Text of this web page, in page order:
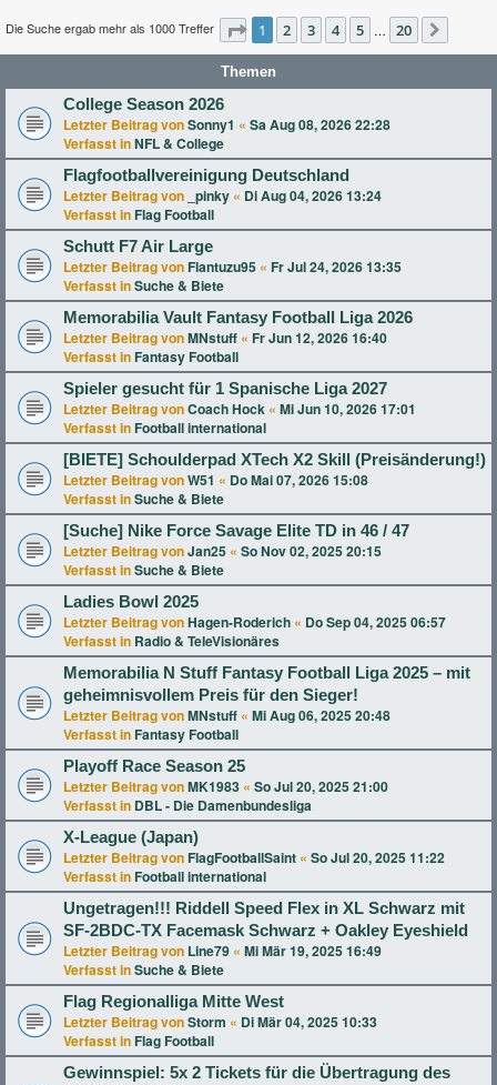
Die Suche ergab mehr als 1000 Treffer Seite1 von 20
1 2 3 4 5 … 20
Themen
College Season 2026
Letzter Beitrag vonSonny1 « Sa Aug 08, 2026 22:28
Verfasst inNFL & College
Flagfootballvereinigung Deutschland
Letzter Beitrag von _pinky « Di Aug 04, 2026 13:24
Verfasst in Flag Football
Schutt F7 Air Large
Letzter Beitrag von Flantuzu95 « Fr Jul 24, 2026 13:35
Verfasst inSuche & Biete
Memorabilia Vault Fantasy Football Liga 2026
Letzter Beitrag vonMNstuff « Fr Jun 12, 2026 16:40
Verfasst in Fantasy Football
Spieler gesucht für 1 Spanische Liga 2027
Letzter Beitrag vonCoach Hock « Mi Jun 10, 2026 17:01
Verfasst in Football international
[BIETE] Schoulderpad XTech X2 Skill (Preisänderung!)
Letzter Beitrag vonW51 « Do Mai 07, 2026 15:08
Verfasst inSuche & Biete
[Suche] Nike Force Savage Elite TD in 46 / 47
Letzter Beitrag vonJan25 « So Nov 02, 2025 20:15
Verfasst inSuche & Biete
Ladies Bowl 2025
Letzter Beitrag vonHagen-Roderich « Do Sep 04, 2025 06:57
Verfasst in Radio & TeleVisionäres
Memorabilia N Stuff Fantasy Football Liga 2025 – mit
geheimnisvollem Preis für den Sieger!
Letzter Beitrag vonMNstuff « Mi Aug 06, 2025 20:48
Verfasst in Fantasy Football
Playoff Race Season 25
Letzter Beitrag vonMK1983 « So Jul 20, 2025 21:00
Verfasst in DBL - Die Damenbundesliga
X-League (Japan)
Letzter Beitrag von FlagFootballSaint « So Jul 20, 2025 11:22
Verfasst in Football international
Ungetragen!!! Riddell Speed Flex in XL Schwarz mit
SF-2BDC-TX Facemask Schwarz + Oakley Eyeshield
Letzter Beitrag von Line79 « Mi Mär 19, 2025 16:49
Verfasst inSuche & Biete
Flag Regionalliga Mitte West
Letzter Beitrag vonStorm « Di Mär 04, 2025 10:33
Verfasst in Flag Football
Gewinnspiel: 5x 2 Tickets für die Übertragung des